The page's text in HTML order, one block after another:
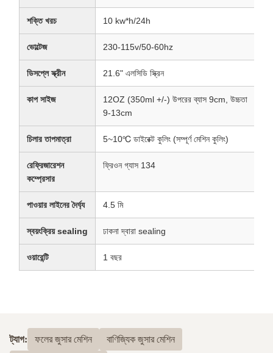
শক্তি খরচ 10 kw*h/24h
ভোল্টেজ 230-115v/50-60hz
ডিসপ্লে স্ক্রীন 21.6" এলসিডি স্ক্রিন
কাপ সাইজ
12OZ (350ml +/-) উপরের ব্যাস 9cm, উচ্চতা
9-13cm
চিলার তাপমাত্রা 5~10℃ ডাইরেক্ট কুলিং (সম্পূর্ণ মেশিন কুলিং)
রেফ্রিজারেশন
কম্প্রেসার
ফ্রিওন গ্যাস 134
পাওয়ার লাইনের দৈর্ঘ্য 4.5 মি
স্বয়ংক্রিয় sealing ঢাকনা দ্বারা sealing
ওয়ারেন্টি 1 বছর
ট্যাগ: ফলের জুসার মেশিন বাণিজ্যিক জুসার মেশিন